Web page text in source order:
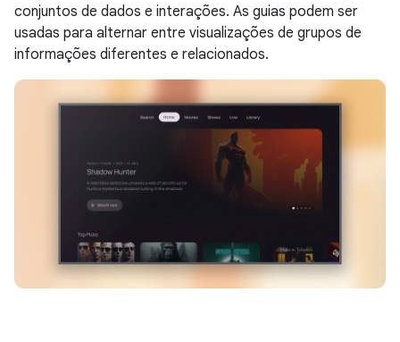
conjuntos de dados e interações. As guias podem ser
usadas para alternar entre visualizações de grupos de
informações diferentes e relacionados.